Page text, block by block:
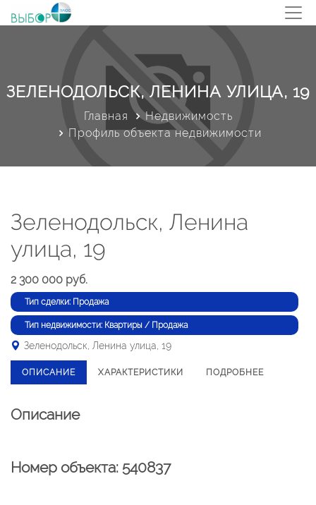
ЗЕЛЕНОДОЛЬСК, ЛЕНИНА УЛИЦА, 19
Главная
Недвижимость
Профиль объекта недвижимости
Зеленодольск, Ленина
улица, 19
2 300 000 руб.
Тип сделки: Продажа
Тип недвижимости: Квартиры / Продажа
Зеленодольск, Ленина улица, 19
ОПИСАНИЕ ХАРАКТЕРИСТИКИ ПОДРОБНЕЕ
Описание
Номер объекта: 540837